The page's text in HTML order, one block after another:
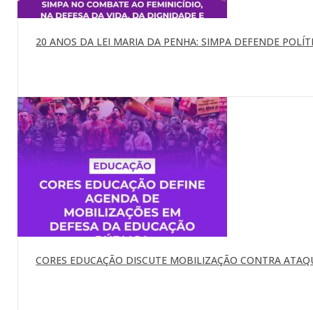
20 ANOS DA LEI MARIA DA PENHA: SIMPA DEFENDE
CORES EDUCAÇÃO DISCUTE MOBILIZAÇÃO CONTRA